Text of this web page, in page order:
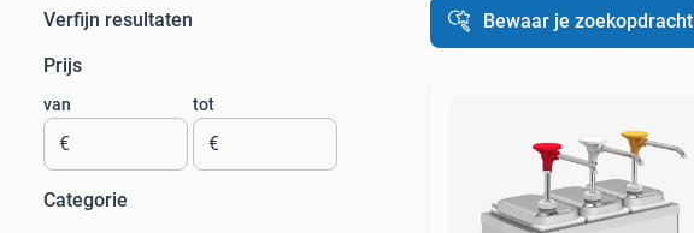
Verfijn resultaten
Prijs
van
€
tot
€
Categorie
Bewaar je zoekopdracht